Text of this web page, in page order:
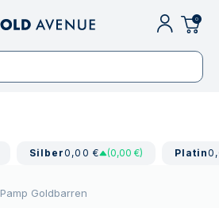
0
Silber0,00 € (0,00 €) Platin
Pamp Goldbarren